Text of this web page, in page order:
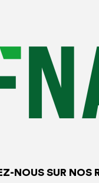
NOUS SUR NOS